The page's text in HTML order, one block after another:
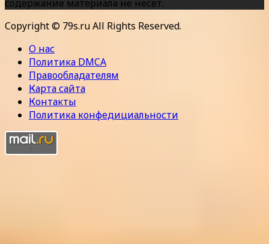
содержание материала не несет.
Copyright © 79s.ru All Rights Reserved.
О нас
Политика DMCA
Правообладателям
Карта сайта
Контакты
Политика конфедициальности